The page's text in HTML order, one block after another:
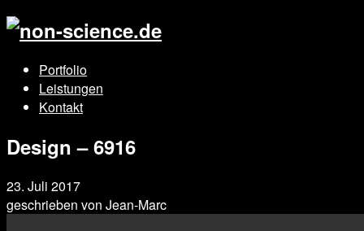
Portfolio
Leistungen
Kontakt
Design – 6916
23. Juli 2017
geschrieben von Jean-Marc